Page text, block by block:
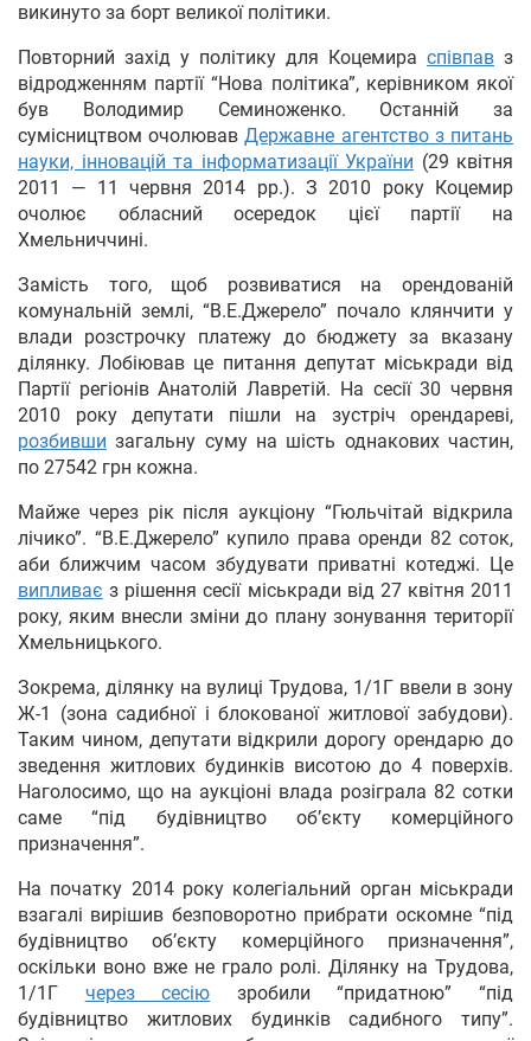
викинуто за борт великої політики.
Повторний захід у політику для Коцемира співпав з
відродженням партії “Нова політика”, керівником якої
був Володимир Семиноженко. Останній за
сумісництвом очолювавДержавне агентство з питань
науки, інновацій та інформатизації України (29 квітня
2011 — 11 червня 2014 рр.). З 2010 року Коцемир
очолює обласний осередок цієї партії на
Хмельниччині.
Замість того, щоб розвиватися на орендованій
комунальній землі, “В.Е.Джерело” почало клянчити у
влади розстрочку платежу до бюджету за вказану
ділянку. Лобіював це питання депутат міськради від
Партії регіонів Анатолій Лавретій. На сесії 30 червня
2010 року депутати пішли на зустріч орендареві,
розбивши загальну суму на шість однакових частин,
по 27542 грн кожна.
Майже через рік після аукціону “Гюльчітай відкрила
лічико”. “В.Е.Джерело” купило права оренди 82 соток,
аби ближчим часом збудувати приватні котеджі. Це
випливає з рішення сесії міськради від 27 квітня 2011
року, яким внесли зміни до плану зонування території
Хмельницького.
Зокрема, ділянку на вулиці Трудова, 1/1Г ввели в зону
Ж-1 (зона садибної і блокованої житлової забудови).
Таким чином, депутати відкрили дорогу орендарю до
зведення житлових будинків висотою до 4 поверхів.
Наголосимо, що на аукціоні влада розіграла 82 сотки
саме “під будівництво об’єкту комерційного
призначення”.
На початку 2014 року колегіальний орган міськради
взагалі вирішив безповоротно прибрати оскомне “під
будівництво об’єкту комерційного призначення”,
оскільки воно вже не грало ролі. Ділянку на Трудова,
1/1Г через сесію зробили “придатною” “під
будівництво житлових будинків садибного типу”.